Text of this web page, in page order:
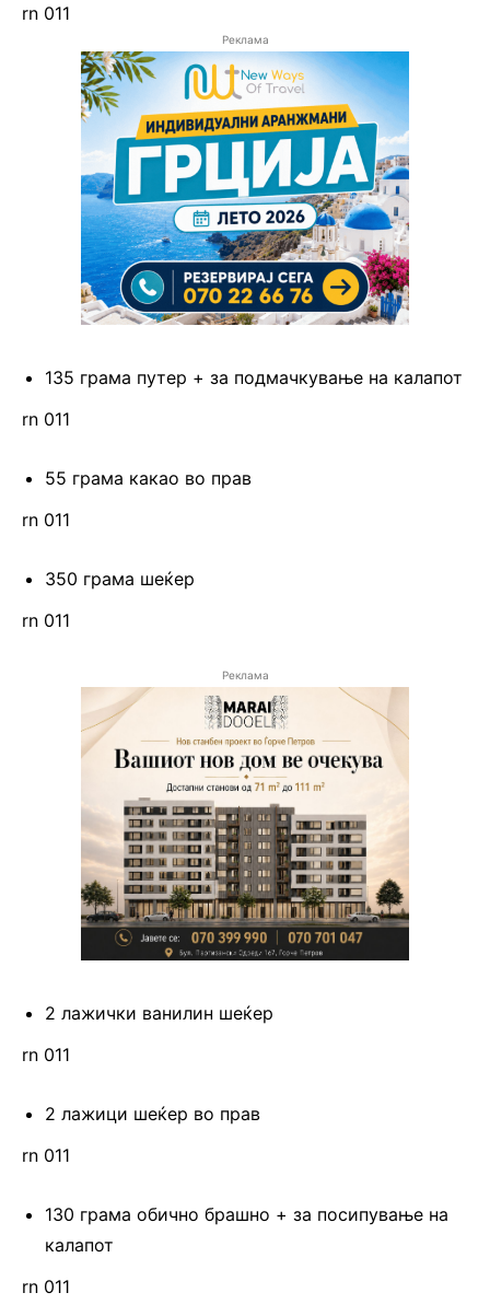
rn 011
Реклама
135 грама путер + за подмачкување на калапот
rn 011
55 грама какао во прав
rn 011
350 грама шеќер
rn 011
Реклама
2 лажички ванилин шеќер
rn 011
2 лажици шеќер во прав
rn 011
130 грама обично брашно + за посипување на
калапот
rn 011